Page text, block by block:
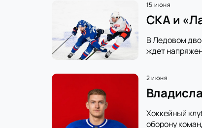
15 июня
СКА и
В Ледовом
ждет
2 июня
Хоккейный
оборону